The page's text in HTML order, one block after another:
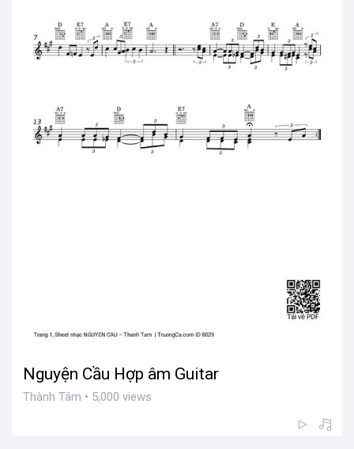
Nguyện Cầu Hợp âm Guitar
Thành Tâm • 5,000 views